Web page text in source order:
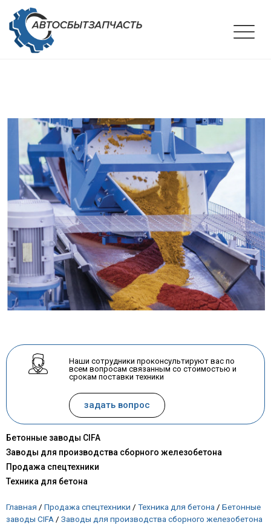
Наши сотрудники проконсультируют вас по
всем вопросам связанным со стоимостью и
срокам поставки техники
задать вопрос
Бетонные заводы CIFA
Заводы для производства сборного железобетона
Продажа спецтехники
Техника для бетона
Главная / Продажа спецтехники / Техника для бетона/ Бетонные
заводы CIFA/ Заводы для производства сборного железобетона